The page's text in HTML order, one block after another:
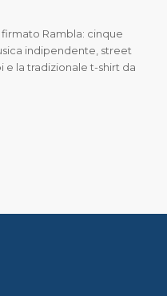
firmato Rambla: cinque
indipendente, street
e la tradizionale t-shirt da